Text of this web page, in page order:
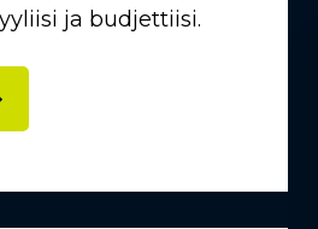
ja budjettiisi.